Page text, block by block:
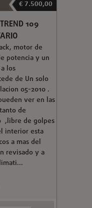
€ 7.500,00
109
motor de
potencia y un
los
de Un solo
05-2010 .
ver en las
de
,libre de golpes
interior esta
a mas del
revisado y a